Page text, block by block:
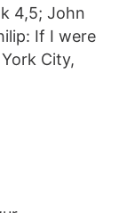
4,5; John
If I were
City,